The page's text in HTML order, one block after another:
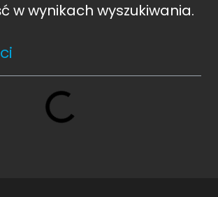
w wynikach wyszukiwania.